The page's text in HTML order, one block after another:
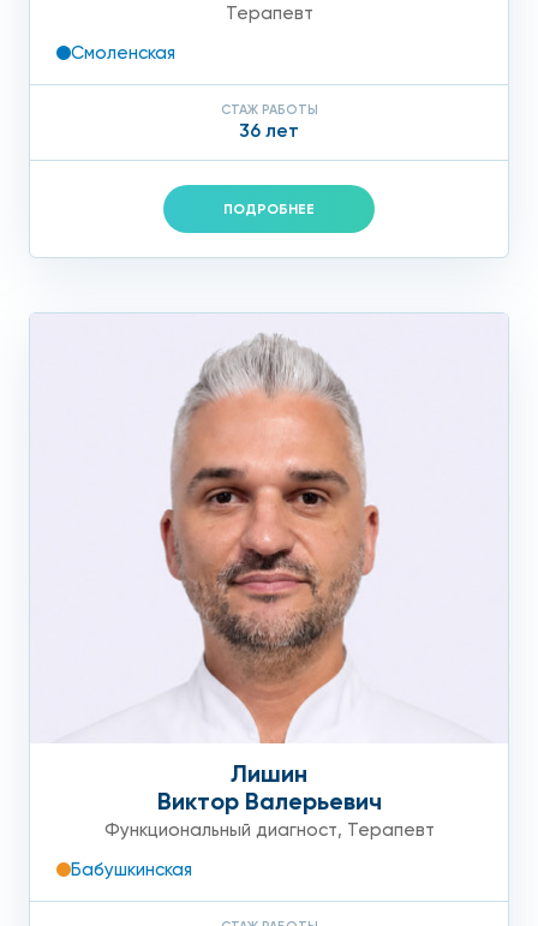
Терапевт
Смоленская
СТАЖ РАБОТЫ
36 лет
ПОДРОБНЕЕ
Лишин
Виктор Валерьевич
Функциональный диагност, Терапевт
Бабушкинская